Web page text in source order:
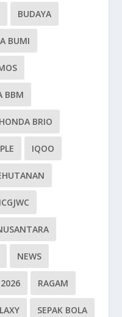
BUDAYA
BUMI
BBM
HONDA BRIO
IQOO
NEWS
RAGAM
SEPAK BOLA